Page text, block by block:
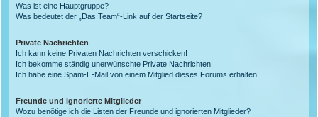
Was ist eine Hauptgruppe?
Was bedeutet der „Das Team“-Link auf der Startseite?
Private Nachrichten
Ich kann keine Privaten Nachrichten verschicken!
Ich bekomme ständig unerwünschte Private Nachrichten!
Ich habe eine Spam-E-Mail von einem Mitglied dieses Forums erhalten!
Freunde und ignorierte Mitglieder
Wozu benötige ich die Listen der Freunde und ignorierten Mitglieder?